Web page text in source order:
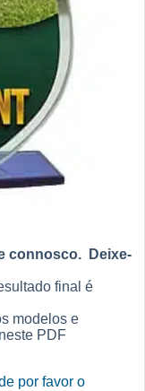
connosco. Deixe-
final é
modelos e
PDF
por favor o